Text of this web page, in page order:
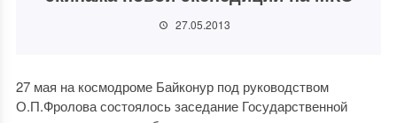
27.05.2013
27 мая на космодроме Байконур под руководством
О.П.Фролова состоялось заседание Государственной